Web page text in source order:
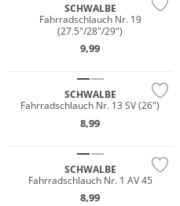
SCHWALBE
Fahrradschlauch Nr. 19
(27.5"/28"/29")
9,99
SCHWALBE
Fahrradschlauch Nr. 13 SV (26")
8,99
SCHWALBE
Fahrradschlauch Nr. 1 AV 45
8,99